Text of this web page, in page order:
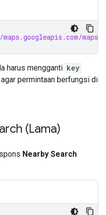
maps/
harus mengganti key
permintaan berfungsi di
(Lama)
Nearby Search